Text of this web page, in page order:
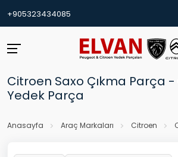
+905323434085
Citroen Saxo Çıkma Parça
Yedek Parça
Anasayfa Araç Markaları Citroen